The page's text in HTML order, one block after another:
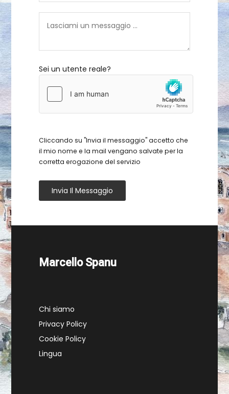
Sei un utente reale?
Cliccando su "Invia il messaggio" accetto che
il mio nome e la mail vengano salvate per la
corretta erogazione del servizio
Invia Il Messaggio
Marcello Spanu
Chi siamo
Privacy Policy
Cookie Policy
Lingua